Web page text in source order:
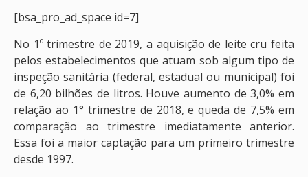
[bsa_pro_ad_space id=7]
No 1º trimestre de 2019, a aquisição de leite cru feita
pelos estabelecimentos que atuam sob algum tipo de
inspeção sanitária (federal, estadual ou municipal) foi
de 6,20 bilhões de litros. Houve aumento de 3,0% em
relação ao 1° trimestre de 2018, e queda de 7,5% em
comparação ao trimestre imediatamente anterior.
Essa foi a maior captação para um primeiro trimestre
desde 1997.